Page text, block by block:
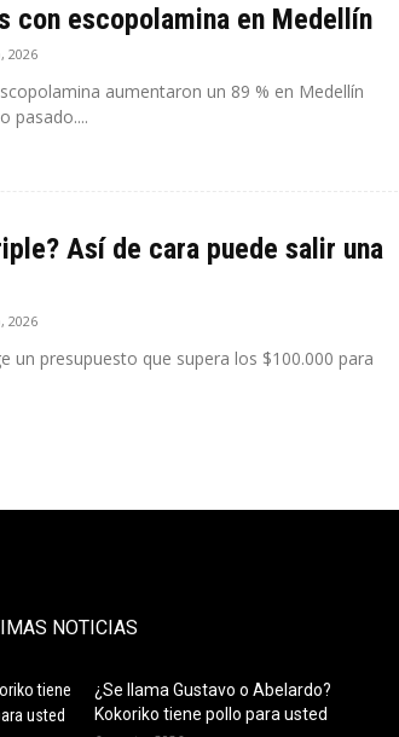
con escopolamina en Medellín
2026
aumentaron un 89 % en Medellín
pasado....
Así de cara puede salir una
2026
un presupuesto que supera los $100.000 para
NOTICIAS
¿Se llama Gustavo o Abelardo?
Kokoriko tiene pollo para usted